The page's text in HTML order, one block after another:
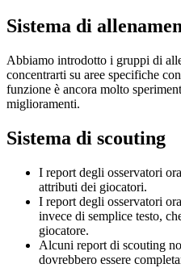
Sistema di
Abbiamo introdotto i gruppi di
concentrarti su aree specifiche
funzione è ancora molto
miglioramenti.
Sistema di scouting
I report degli osservatori
attributi dei giocatori.
I report degli osservatori
invece di semplice testo,
giocatore.
Alcuni report di scouting
dovrebbero essere